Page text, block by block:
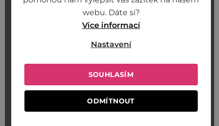
webu. Dáte si?
Více informací
SOUHLASÍM
ODMÍTNOUT
Nastavení